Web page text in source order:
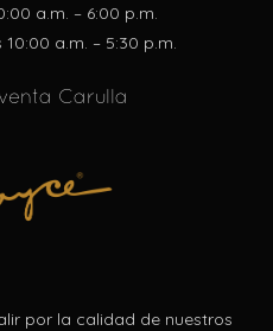
a.m. – 6:00 p.m.
a.m. – 5:30 p.m.
Carulla
por la calidad de nuestros